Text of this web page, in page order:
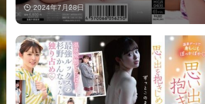
2024年7月28日